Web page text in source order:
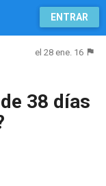
ENTRAR
el 28 ene. 16
38 días